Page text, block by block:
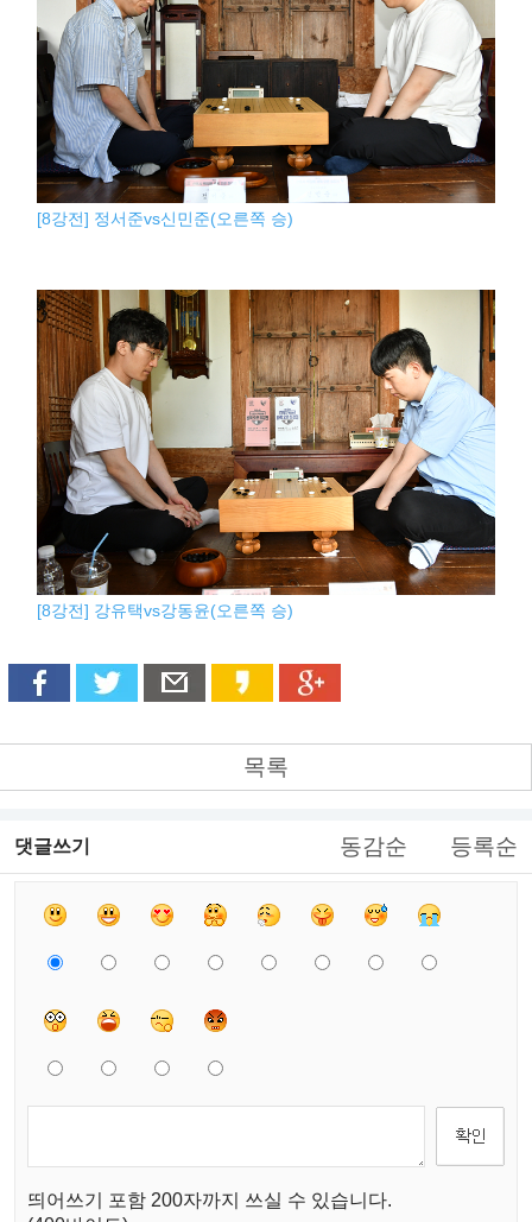
[8강전] 정서준vs신민준(오른쪽 승)
[8강전] 강유택vs강동윤(오른쪽 승)
목록
댓글쓰기 동감순 등록순
띄어쓰기 포함 200자까지 쓰실 수 있습니다.